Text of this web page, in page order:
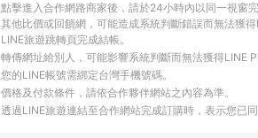
點擊進入合作網路商家後，請於24小時內以同一視窗
其他比價或回饋網，可能造成系統判斷錯誤而無法獲
LINE旅遊跳轉頁完成結帳。
轉傳網址給別人，可能影響系統判斷而無法獲得LINE
您的LINE帳號需綁定台灣手機號碼。
價格及付款條件，請依合作夥伴網站之內容為準。
透過LINE旅遊連結至合作網站完成訂購時，表示您已